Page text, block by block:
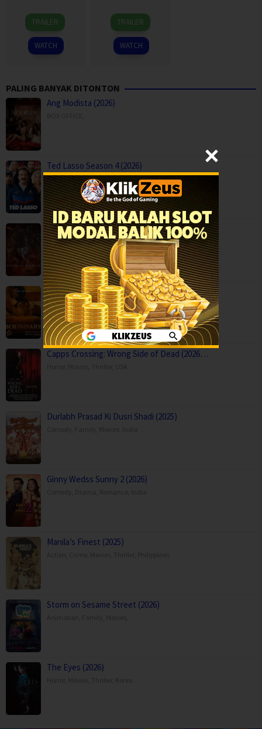
3
Aug
2026
송
현
민
TRAILER
WATCH
23
Jul
2023
Taylor
Sheridan
TRAILER
WATCH
PALING BANYAK DITONTON
Ang Modista (2026)
Ted Lasso Season 4 (2026)
Comedy,Drama,Serial TV,USA
Backwood Madness (2025)
Fantasy,Horror,Movies,Finland
Boundary (2026)
Movies,Romance,
Capps Crossing: Wrong Side of Dead (2026…
Durlabh Prasad Ki Dusri Shadi (2025)
Ginny Wedss Sunny 2 (2026)
Manila’s Finest (2025)
Storm on Sesame Street (2026)
The Eyes (2026)